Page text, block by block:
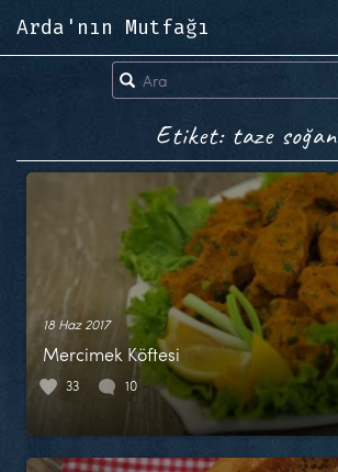
Arda'nın Mutfağı
Etiket: taze soğan
18 Haz 2017
Mercimek Köftesi
33 10